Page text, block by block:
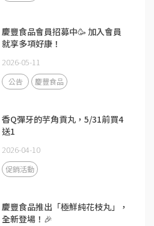
慶豐食品會員招募中🥳 加入會員
就享多項好康！
2026-05-11
公告 慶豐食品
香Q彈牙的芋角貢丸，5/31前買4
送1
2026-04-10
促銷活動
慶豐食品推出「極鮮純花枝丸」，
全新登場！🎉